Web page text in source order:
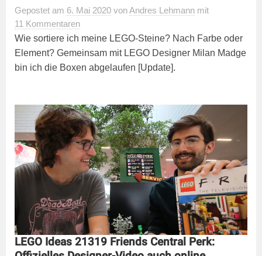
Gepostet am 6. Mai 2020 vonAndres Lehmann mit
11 Kommentaren
Wie sortiere ich meine LEGO-Steine? Nach Farbe oder
Element? Gemeinsam mit LEGO Designer Milan Madge
bin ich die Boxen abgelaufen [Update].
LEGO Ideas 21319 Friends Central Perk: